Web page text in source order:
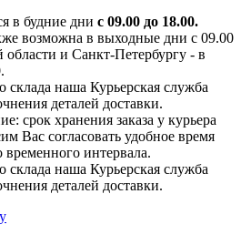
в будние дни с 09.00 до 18.00.
возможна в выходные дни с 09.00
и Санкт-Петербургу - в
склада наша Курьерская служба
деталей доставки.
срок хранения заказа у курьера
Вас согласовать удобное время
временного интервала.
склада наша Курьерская служба
деталей доставки.